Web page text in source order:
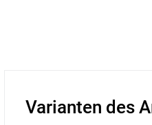
Varianten des